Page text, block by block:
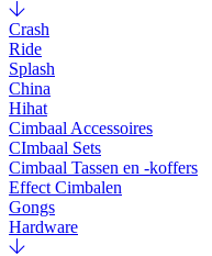
Crash
Ride
Splash
China
Hihat
Cimbaal Accessoires
CImbaal Sets
Cimbaal Tassen en -koffers
Effect Cimbalen
Gongs
Hardware